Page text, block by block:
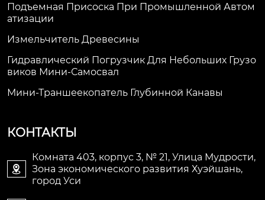
Подъемная Присоска При Промышленной Автом
Атизации
Измельчитель Древесины
Гидравлический Погрузчик Для Небольших Грузо
Виков Мини-Самосвал
Мини-Траншеекопатель Глубинной Канавы
КОНТАКТЫ

Комната 403, корпус 3, № 21, Улица Мудрости,
Зона экономического развития Хуэйшань,
город Уси